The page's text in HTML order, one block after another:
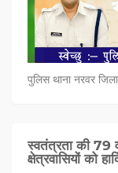
पुलिस थाना नरवर
स्वतंत्रता की 79
क्षेत्रवासियों को